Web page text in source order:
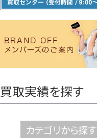
ヤ
買取実績を探す
カテゴリから探す